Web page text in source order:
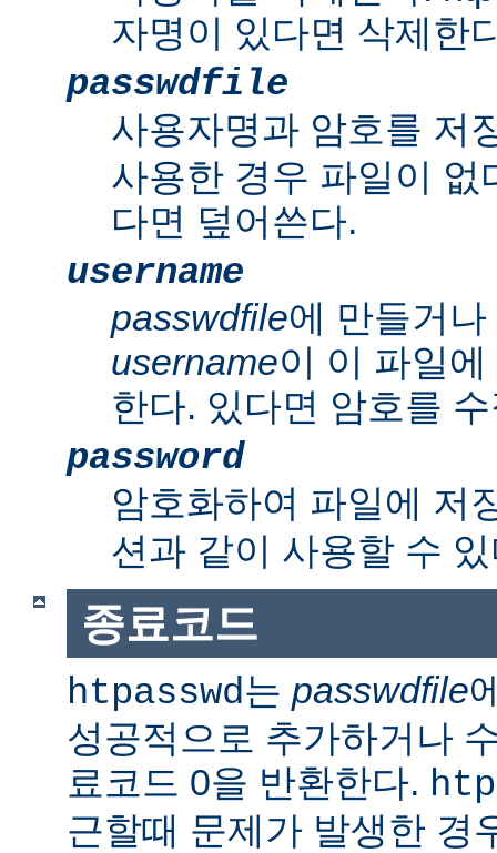
자명이 있다면 삭제한
passwdfile
사용자명과 암호를 저
사용한 경우 파일이 없
다면 덮어쓴다.
username
passwdfile에 만들거
username이 이 파일
한다. 있다면 암호를
password
암호화하여 파일에 저
션과 같이 사용할 수
종료코드
htpasswd는 passwdfile
성공적으로 추가하거나
료코드 0을 반환한다.
근할때 문제가 발생한 경